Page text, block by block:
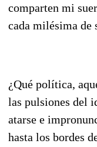
comparten mi
cada milésima de
¿Qué política,
las pulsiones del
atarse e
hasta los bordes